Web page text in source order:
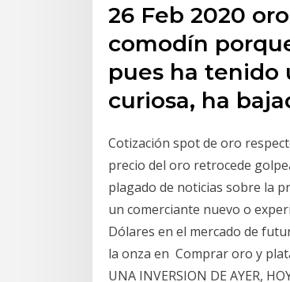
26 Feb 2020
comodín
pues ha tenido
curiosa, ha
Cotización spot de oro
precio del oro retrocede
plagado de noticias sobre la
un comerciante nuevo o
Dólares en el mercado de
la onza en Comprar oro y
UNA INVERSION DE AYER,